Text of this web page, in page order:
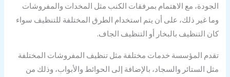
الجودة، مع الاهتمام بمرفقات الكنب مثل المخدات والمفروشات
وما غير ذلك، على أن يتم استخدام الطرق المختلفة للتنظيف سواء
كان التنظيف بالبخار أو التنظيف الجاف.
تقدم المؤسسة خدمات مختلفة مثل تنظيف المفروشات المختلفة
مثل الستائر والسجاد، بالإضافة إلى الحوائط والأبواب، وذلك من